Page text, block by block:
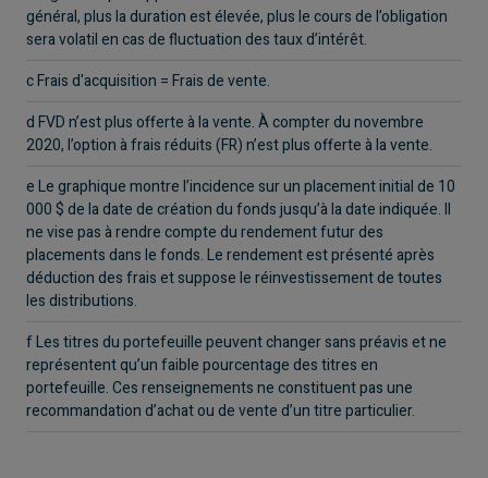
général, plus la duration est élevée, plus le cours de l’obligation
sera volatil en cas de fluctuation des taux d’intérêt.
c Frais d'acquisition = Frais de vente.
d FVD n’est plus offerte à la vente. À compter du novembre
2020, l’option à frais réduits (FR) n’est plus offerte à la vente.
e Le graphique montre l’incidence sur un placement initial de 10
000 $ de la date de création du fonds jusqu’à la date indiquée. Il
ne vise pas à rendre compte du rendement futur des
placements dans le fonds. Le rendement est présenté après
déduction des frais et suppose le réinvestissement de toutes
les distributions.
f Les titres du portefeuille peuvent changer sans préavis et ne
représentent qu’un faible pourcentage des titres en
portefeuille. Ces renseignements ne constituent pas une
recommandation d’achat ou de vente d’un titre particulier.